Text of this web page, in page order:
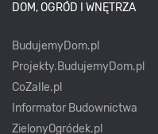
DOM, OGRÓD I WNĘTRZA
BudujemyDom.pl
Projekty.BudujemyDom.pl
CoZaIle.pl
Informator Budownictwa
ZielonyOgródek.pl